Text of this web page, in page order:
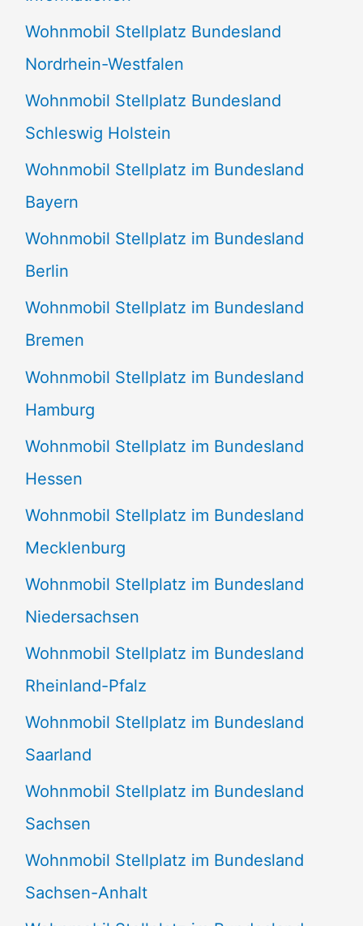
n
n
a
c
h
:
Wohnmobil Stellplatz Bundesland
Nordrhein-Westfalen
Wohnmobil Stellplatz Bundesland
Schleswig Holstein
Wohnmobil Stellplatz im Bundesland
Bayern
Wohnmobil Stellplatz im Bundesland
Berlin
Wohnmobil Stellplatz im Bundesland
Bremen
Wohnmobil Stellplatz im Bundesland
Hamburg
Wohnmobil Stellplatz im Bundesland
Hessen
Wohnmobil Stellplatz im Bundesland
Mecklenburg
Wohnmobil Stellplatz im Bundesland
Niedersachsen
Wohnmobil Stellplatz im Bundesland
Rheinland-Pfalz
Wohnmobil Stellplatz im Bundesland
Saarland
Wohnmobil Stellplatz im Bundesland
Sachsen
Wohnmobil Stellplatz im Bundesland
Sachsen-Anhalt